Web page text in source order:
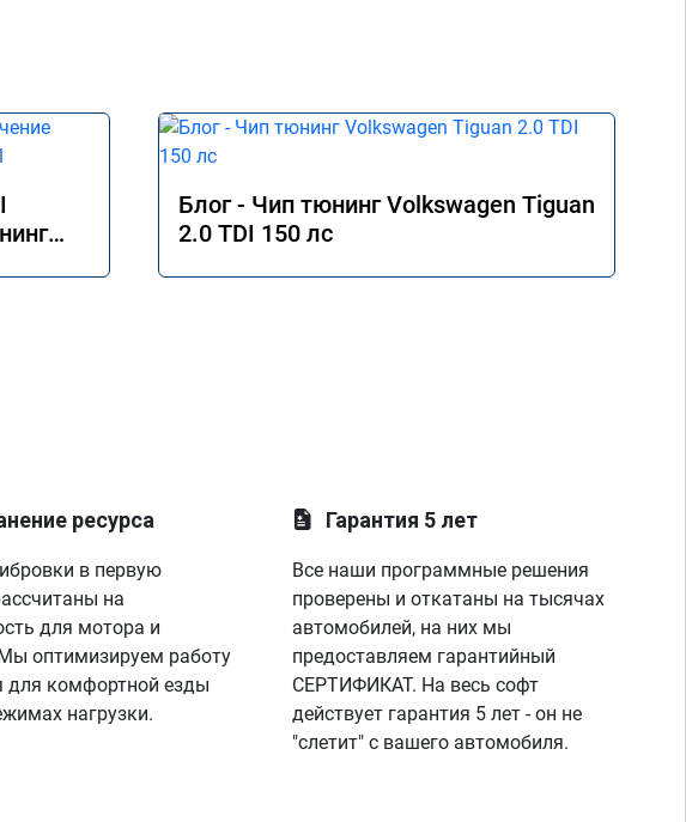
Блог - Чип тюнинг Volkswagen Tiguan
2.0 TDI 150 лс
ресурса
в первую
на
для мотора и
оптимизируем работу
для комфортной езды
нагрузки.
Гарантия 5 лет
Все наши программные решения
проверены и откатаны на тысячах
автомобилей, на них мы
предоставляем гарантийный
СЕРТИФИКАТ. На весь софт
действует гарантия 5 лет - он не
"слетит" с вашего автомобиля.